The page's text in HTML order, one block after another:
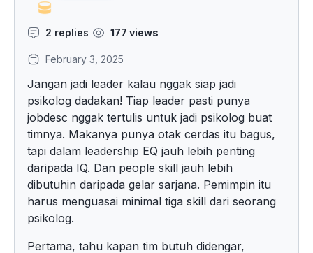
2 replies 177 views
February 3, 2025
Jangan jadi leader kalau nggak siap jadi
psikolog dadakan! Tiap leader pasti punya
jobdesc nggak tertulis untuk jadi psikolog buat
timnya. Makanya punya otak cerdas itu bagus,
tapi dalam leadership EQ jauh lebih penting
daripada IQ. Dan people skill jauh lebih
dibutuhin daripada gelar sarjana. Pemimpin itu
harus menguasai minimal tiga skill dari seorang
psikolog.
Pertama, tahu kapan tim butuh didengar,